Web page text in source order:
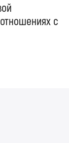
с